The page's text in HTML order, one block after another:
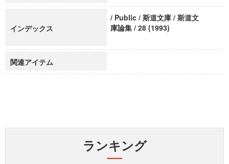
インデックス
/ Public / 斯道文庫 / 斯道文
庫論集 / 28 (1993)
関連アイテム
ランキング